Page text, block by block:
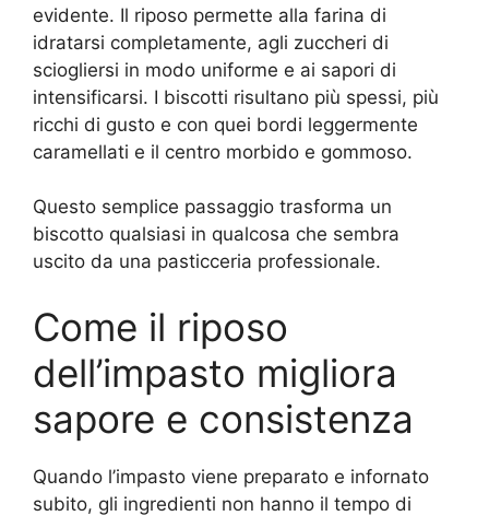
evidente. Il riposo permette alla farina di
idratarsi completamente, agli zuccheri di
sciogliersi in modo uniforme e ai sapori di
intensificarsi. I biscotti risultano più spessi, più
ricchi di gusto e con quei bordi leggermente
caramellati e il centro morbido e gommoso.
Questo semplice passaggio trasforma un
biscotto qualsiasi in qualcosa che sembra
uscito da una pasticceria professionale.
Come il riposo
dell’impasto migliora
sapore e consistenza
Quando l’impasto viene preparato e infornato
subito, gli ingredienti non hanno il tempo di